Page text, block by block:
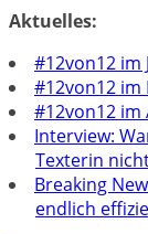
Zum
springen
Aktuelles:
#12von12 im
#12von12 im
#12von12 im
Interview:
Texterin
Breaking
endlich